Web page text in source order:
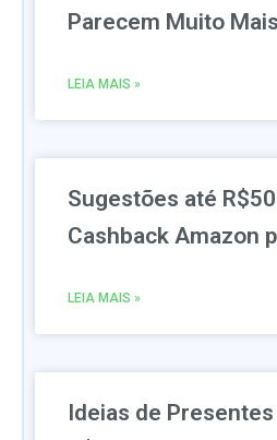
Parecem Muito
LEIA MAIS »
Sugestões até
Cashback Amazon
LEIA MAIS »
Ideias de